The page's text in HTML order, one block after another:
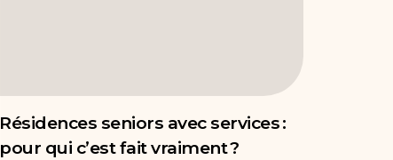
Résidences seniors avec services :
pour qui c’est fait vraiment ?